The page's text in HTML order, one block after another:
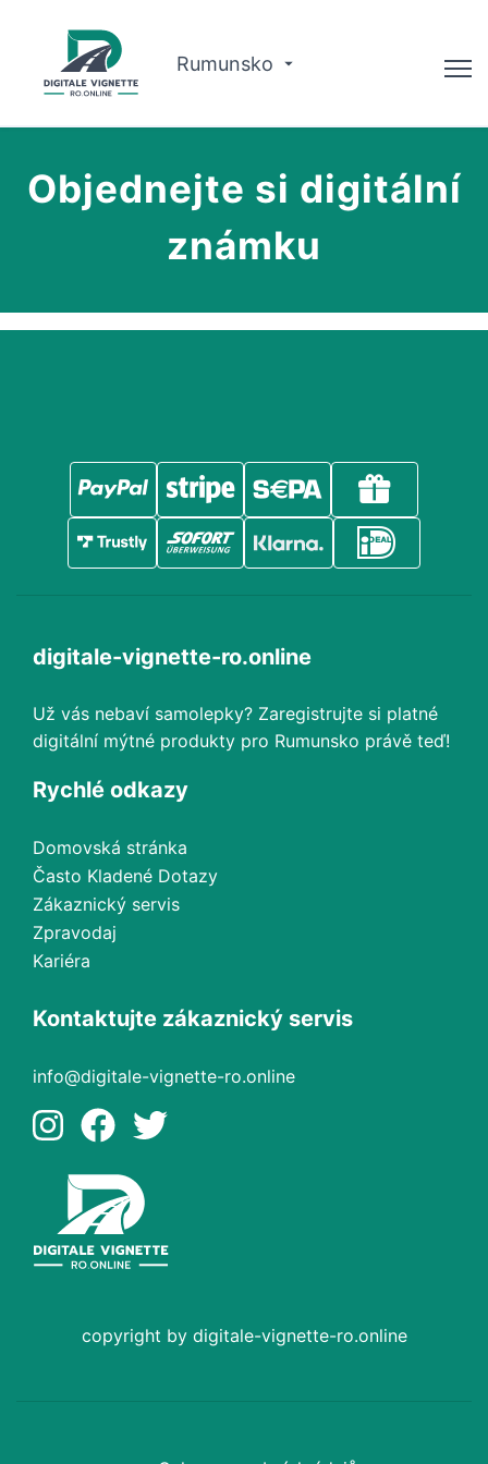
Rumunsko
O nás
Objednejte si digitální
známku
digitale-vignette-ro.online
Už vás nebaví samolepky? Zaregistrujte si platné
digitální mýtné produkty pro Rumunsko právě teď!
Rychlé odkazy
Domovská stránka
Často Kladené Dotazy
Zákaznický servis
Zpravodaj
Kariéra
Kontaktujte zákaznický servis
info@digitale-vignette-ro.online
copyright by digitale-vignette-ro.online